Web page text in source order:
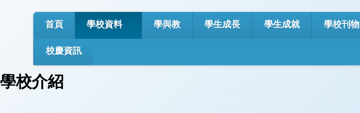
首頁 學校資料 學與教 學生成長 學生成就 學校刊物
校慶資訊
學校介紹